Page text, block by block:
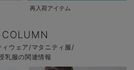
再入荷アイテム
COLUMN
ィウェア/マタニティ服/
乳服の関連情報